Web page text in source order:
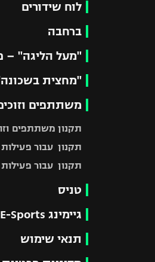
לוח שידורים
ברחבה
"מעל הליגה" –
"מחצית
משתתפים
תקנון משתתפים
תקנון עבור
תקנון עבור פעילות ספורט
טניס
גיימינג E-Sports
תנאי שימוש